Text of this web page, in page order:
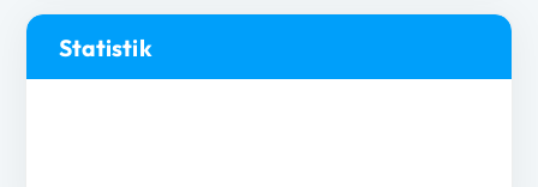
Statistik